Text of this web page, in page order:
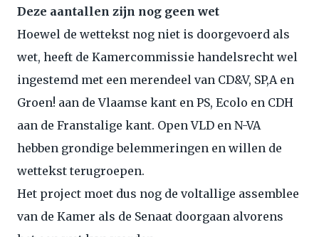
Deze aantallen zijn nog geen wet
Hoewel de wettekst nog niet is doorgevoerd als
wet, heeft de Kamercommissie handelsrecht wel
ingestemd met een merendeel van CD&V, SP,A en
Groen! aan de Vlaamse kant en PS, Ecolo en CDH
aan de Franstalige kant. Open VLD en N-VA
hebben grondige belemmeringen en willen de
wettekst terugroepen.
Het project moet dus nog de voltallige assemblee
van de Kamer als de Senaat doorgaan alvorens